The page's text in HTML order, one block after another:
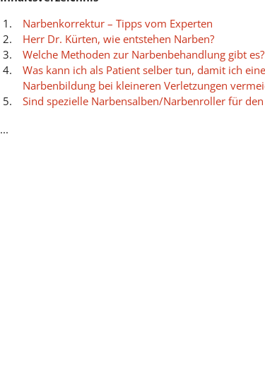
Narbenkorrektur – Tipps vom Experten
Herr Dr. Kürten, wie entstehen Narben?
Welche Methoden zur Narbenbehandlung gibt es?
Was kann ich als Patient selber tun, damit ich eine
Narbenbildung bei kleineren Verletzungen
Sind spezielle Narbensalben/Narbenroller für den
...